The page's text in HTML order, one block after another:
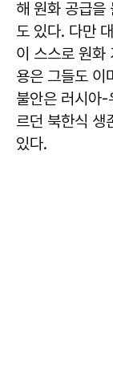
해 원화 공급을
도 있다. 다만
이 스스로 원화
용은 그들도 이
불안은 러시아-
르던 북한식 생
있다.